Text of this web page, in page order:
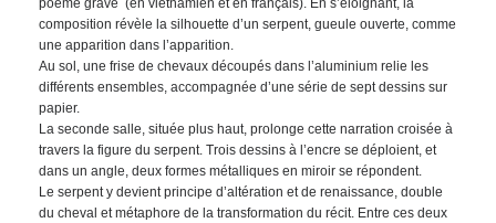
poème gravé (en vietnamien et en français). En s’éloignant, la
composition révèle la silhouette d’un serpent, gueule ouverte, comme
une apparition dans l’apparition.
Au sol, une frise de chevaux découpés dans l’aluminium relie les
différents ensembles, accompagnée d’une série de sept dessins sur
papier.
La seconde salle, située plus haut, prolonge cette narration croisée à
travers la figure du serpent. Trois dessins à l’encre se déploient, et
dans un angle, deux formes métalliques en miroir se répondent.
Le serpent y devient principe d’altération et de renaissance, double
du cheval et métaphore de la transformation du récit. Entre ces deux